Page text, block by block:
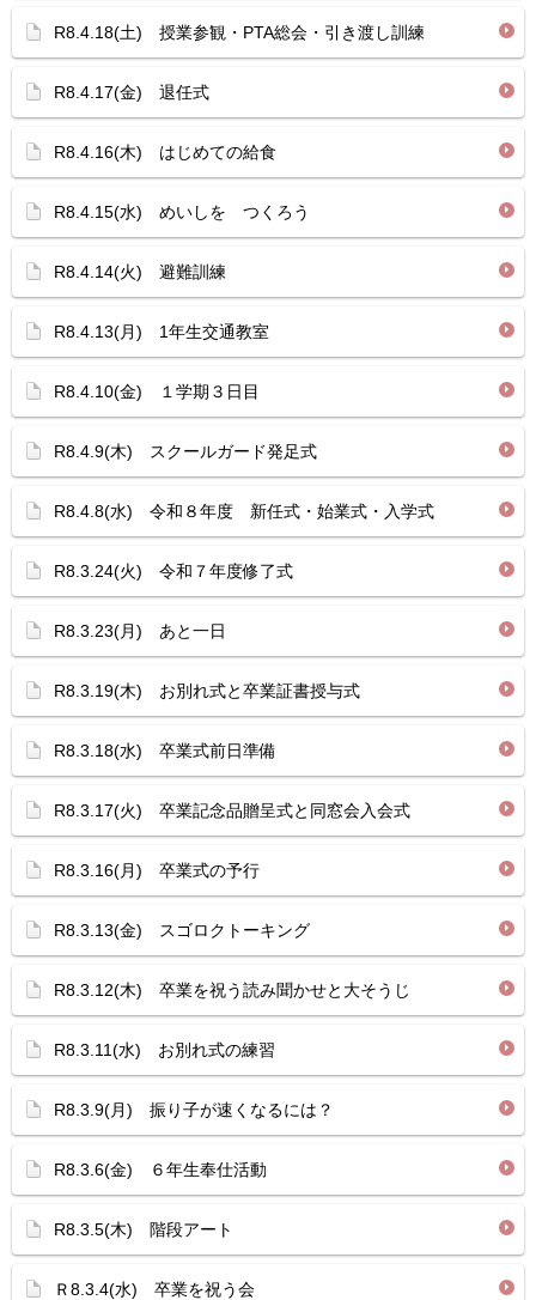
R8.4.18(土) 授業参観・PTA総会・引き渡し訓練
R8.4.17(金) 退任式
R8.4.16(木) はじめての給食
R8.4.15(水) めいしを つくろう
R8.4.14(火) 避難訓練
R8.4.13(月) 1年生交通教室
R8.4.10(金) １学期３日目
R8.4.9(木) スクールガード発足式
R8.4.8(水) 令和８年度 新任式・始業式・入学式
R8.3.24(火) 令和７年度修了式
R8.3.23(月) あと一日
R8.3.19(木) お別れ式と卒業証書授与式
R8.3.18(水) 卒業式前日準備
R8.3.17(火) 卒業記念品贈呈式と同窓会入会式
R8.3.16(月) 卒業式の予行
R8.3.13(金) スゴロクトーキング
R8.3.12(木) 卒業を祝う読み聞かせと大そうじ
R8.3.11(水) お別れ式の練習
R8.3.9(月) 振り子が速くなるには？
R8.3.6(金) ６年生奉仕活動
R8.3.5(木) 階段アート
Ｒ8.3.4(水) 卒業を祝う会